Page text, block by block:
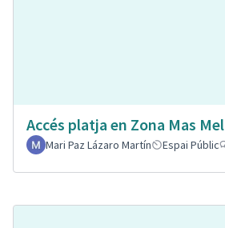
Accés platja en Zona Mas Mel
Mari Paz Lázaro Martín
Espai Públic